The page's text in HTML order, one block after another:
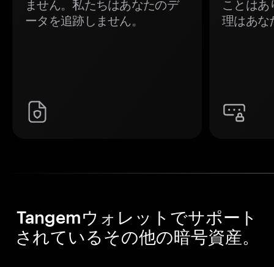
ません。私たちはあなたのデ
ータを追跡しません。
ことはあ
理はあな
Tangemウォレットでサポート
されているその他の暗号資産。